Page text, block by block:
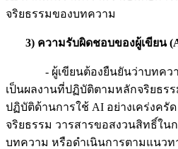
จริยธรรมของบทความ
3) ความรับผิดชอบของผู้เขียน
- ผู้เขียนต้องยืนยันว่าบทความ
เป็นผลงานที่ปฏิบัติตามหลักจริยธร
ปฏิบัติด้านการใช้ AI อย่างเคร่งครั
จริยธรรม วารสารขอสงวนสิทธิ์ใน
บทความ หรือดำเนินการตามแนวท